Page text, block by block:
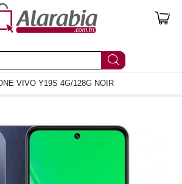
0
VIVO Y19S 4G/128G NOIR